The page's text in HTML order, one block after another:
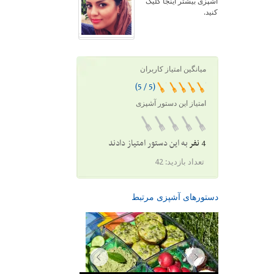
کنید.
میانگین امتیاز کاربران
(5 / 5)
امتیاز این دستور آشپزی
4 نفر به این دستور امتیاز دادند
تعداد بازدید: 42
دستورهای آشپزی مرتبط